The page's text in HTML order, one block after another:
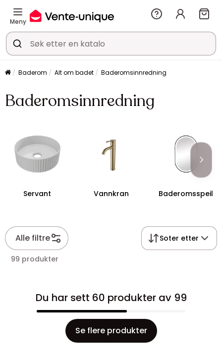
Meny
Baderom Alt om badet Baderomsinnredning
Baderomsinnredning
Servant Vannkran Baderomsspeil
Alle filtre Soter etter
99 produkter
Du har sett 60 produkter av 99
Se flere produkter